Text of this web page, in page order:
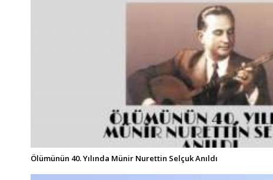
Ölümünün 40. Yılında Münir Nurettin Selçuk Anıldı